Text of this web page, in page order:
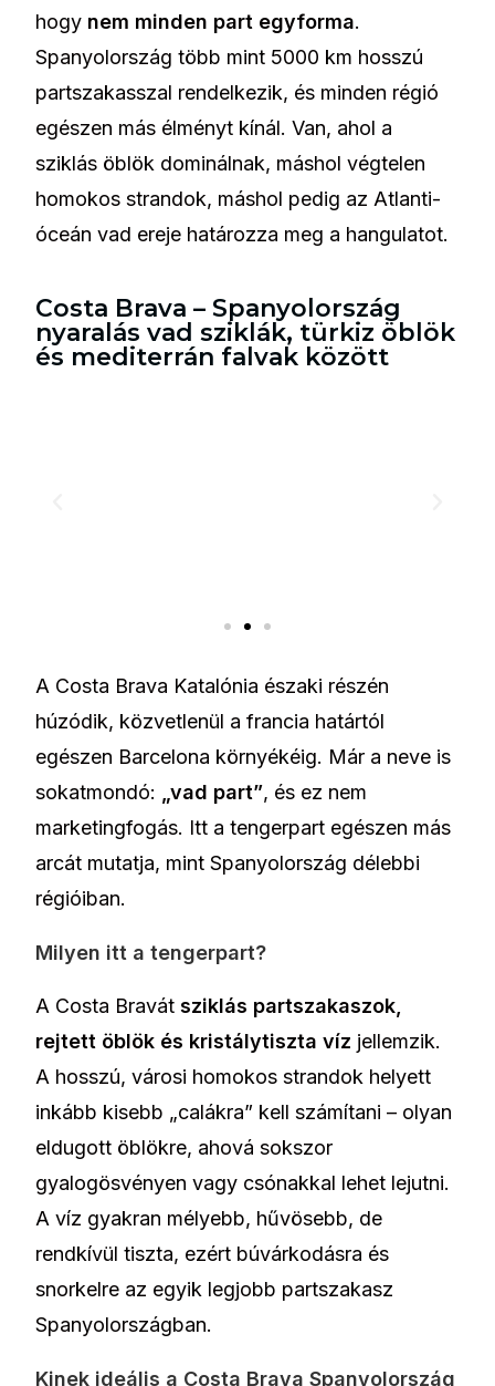
hogy nem minden part egyforma.
Spanyolország több mint 5000 km hosszú
partszakasszal rendelkezik, és minden régió
egészen más élményt kínál. Van, ahol a
sziklás öblök dominálnak, máshol végtelen
homokos strandok, máshol pedig az Atlanti-
óceán vad ereje határozza meg a hangulatot.
Costa Brava – Spanyolország
nyaralás vad sziklák, türkiz öblök
és mediterrán falvak között
A Costa Brava Katalónia északi részén
húzódik, közvetlenül a francia határtól
egészen Barcelona környékéig. Már a neve is
sokatmondó: „vad part”, és ez nem
marketingfogás. Itt a tengerpart egészen más
arcát mutatja, mint Spanyolország délebbi
régióiban.
Milyen itt a tengerpart?
A Costa Bravátsziklás partszakaszok,
rejtett öblök és kristálytiszta víz jellemzik.
A hosszú, városi homokos strandok helyett
inkább kisebb „calákra” kell számítani – olyan
eldugott öblökre, ahová sokszor
gyalogösvényen vagy csónakkal lehet lejutni.
A víz gyakran mélyebb, hűvösebb, de
rendkívül tiszta, ezért búvárkodásra és
snorkelre az egyik legjobb partszakasz
Spanyolországban.
Kinek ideális a Costa Brava Spanyolország